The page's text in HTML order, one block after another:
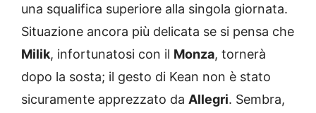
una squalifica superiore alla singola giornata.
Situazione ancora più delicata se si pensa che
Milik, infortunatosi con il Monza, tornerà
dopo la sosta; il gesto di Kean non è stato
sicuramente apprezzato da Allegri. Sembra,